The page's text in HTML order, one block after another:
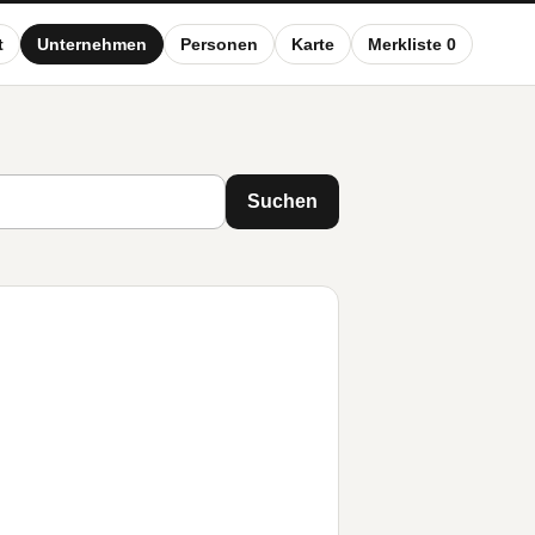
Unternehmen Personen Karte Merkliste 0
Suchen